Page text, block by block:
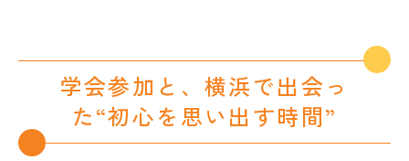
学会参加と、横浜で出会っ
た“初心を思い出す時間”